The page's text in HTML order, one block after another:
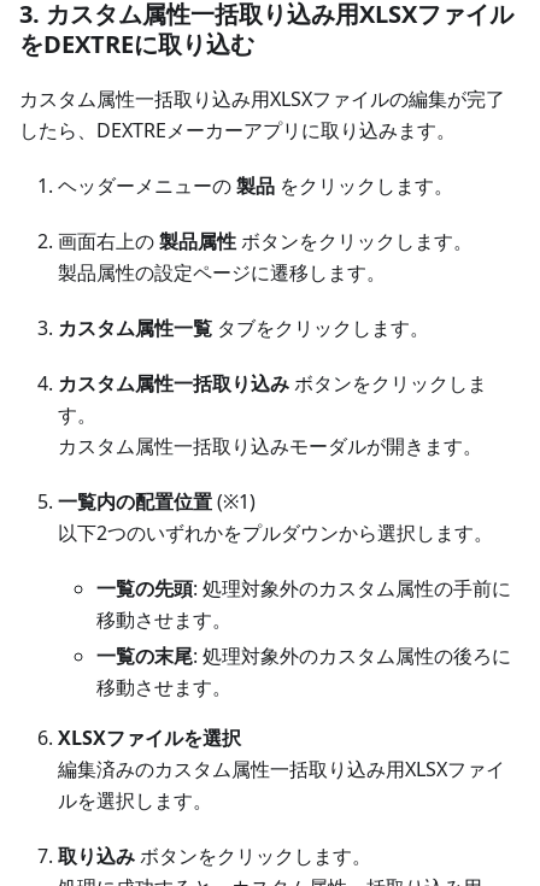
3. カスタム属性一括取り込み用XLSXファイル
をDEXTREに取り込む
カスタム属性一括取り込み用XLSXファイルの編集が完了
したら、DEXTREメーカーアプリに取り込みます。
ヘッダーメニューの製品 をクリックします。
画面右上の製品属性ボタンをクリックします。
製品属性の設定ページに遷移します。
カスタム属性一覧 タブをクリックします。
カスタム属性一括取り込みボタンをクリックしま
す。
カスタム属性一括取り込みモーダルが開きます。
一覧内の配置位置(※1)
以下2つのいずれかをプルダウンから選択します。
一覧の先頭: 処理対象外のカスタム属性の手前に
移動させます。
一覧の末尾: 処理対象外のカスタム属性の後ろに
移動させます。
XLSXファイルを選択
編集済みのカスタム属性一括取り込み用XLSXファイ
ルを選択します。
取り込みボタンをクリックします。